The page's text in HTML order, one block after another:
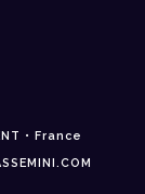
• France